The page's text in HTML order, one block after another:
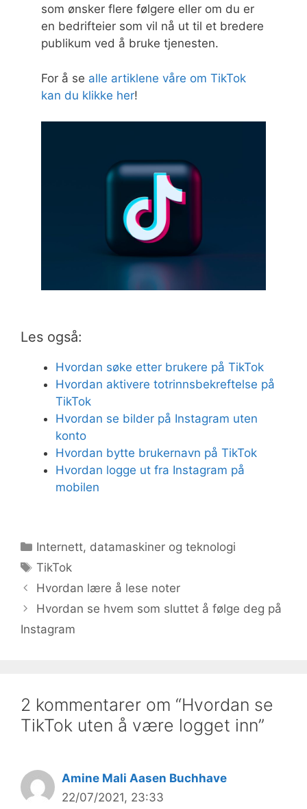
som ønsker flere følgere eller om du er
en bedrifteier som vil nå ut til et bredere
publikum ved å bruke tjenesten.
For å se alle artiklene våre om TikTok
kan du klikke her!
Les også:
Hvordan søke etter brukere på TikTok
Hvordan aktivere totrinnsbekreftelse på
TikTok
Hvordan se bilder på Instagram uten
konto
Hvordan bytte brukernavn på TikTok
Hvordan logge ut fra Instagram på
mobilen
Kategorier
Internett, datamaskiner og teknologi
Stikkord
TikTok
Hvordan lære å lese noter
Hvordan se hvem som sluttet å følge deg på
Instagram
2 kommentarer om “Hvordan se
TikTok uten å være logget inn”
Amine Mali Aasen Buchhave
22/07/2021, 23:33